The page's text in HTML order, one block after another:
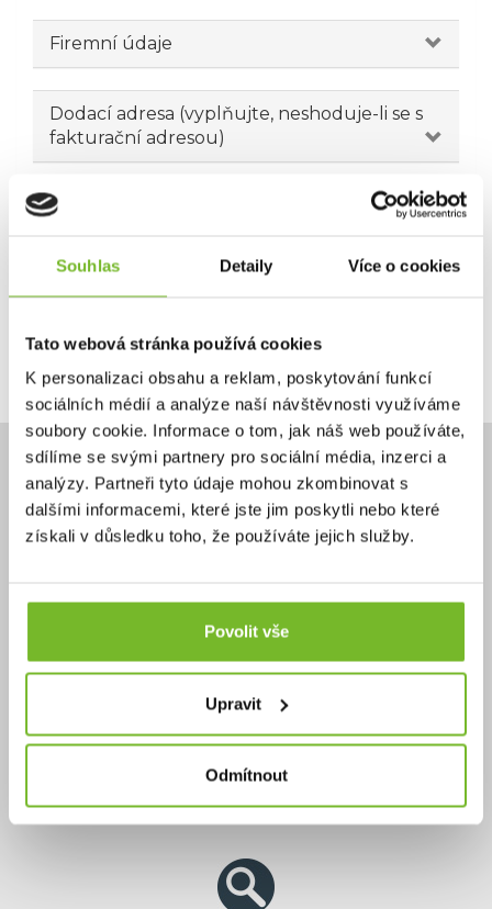
Souhlas Detaily Více o cookies
Tato webová stránka používá cookies
K personalizaci obsahu a reklam, poskytování funkcí
sociálních médií a analýze naší návštěvnosti využíváme
soubory cookie. Informace o tom, jak náš web používáte,
sdílíme se svými partnery pro sociální média, inzerci a
analýzy. Partneři tyto údaje mohou zkombinovat s
dalšími informacemi, které jste jim poskytli nebo které
získali v důsledku toho, že používáte jejich služby.
Povolit vše
Upravit
Odmítnout
Firemní údaje
Dodací adresa (vyplňujte, neshoduje-li se s
fakturační adresou)
Novinky emailem
Ano, chci dostávat emailem novinky.
Pokračovat
eshop@moris.cz
Výhradní zastoupení
jistota originální